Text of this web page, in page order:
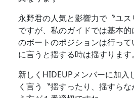
永野君の人気と影響力で〝ユ
ですが、私のガイドでは基本
のボートのポジションは行っ
に言うと揺する時は揺すります。
新しくHIDEUPメンバーに加入
く言う〝揺すったり、揺すら